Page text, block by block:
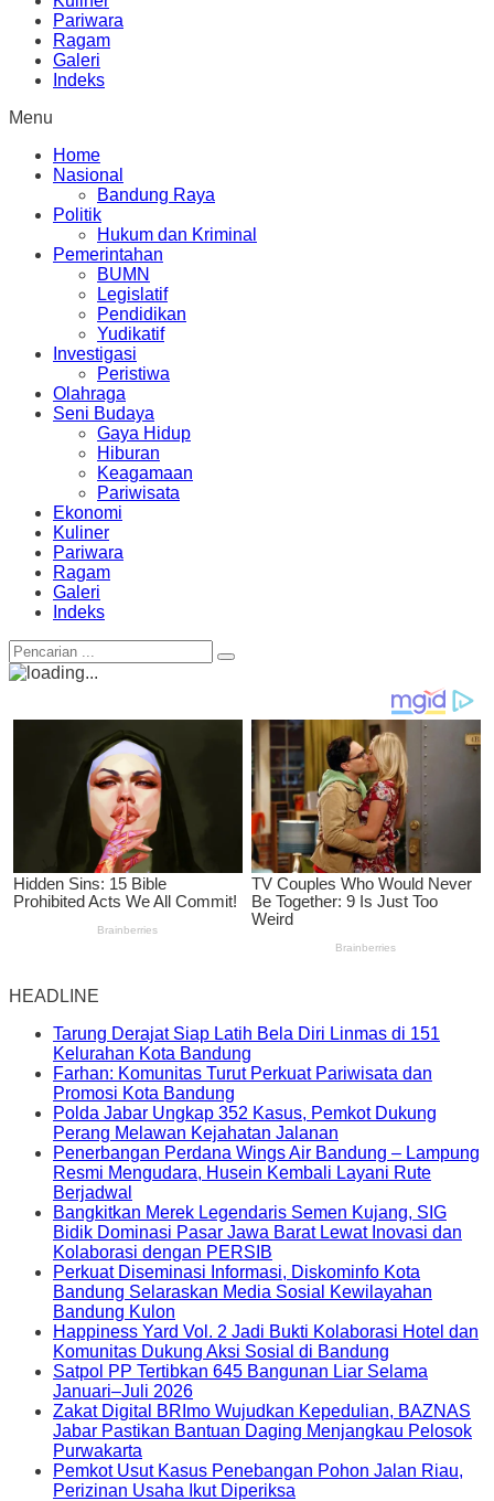
Pariwara
Ragam
Galeri
Indeks
Menu
Home
Nasional
Bandung Raya
Politik
Hukum dan Kriminal
Pemerintahan
BUMN
Legislatif
Pendidikan
Yudikatif
Investigasi
Peristiwa
Olahraga
Seni Budaya
Gaya Hidup
Hiburan
Keagamaan
Pariwisata
Ekonomi
Kuliner
Pariwara
Ragam
Galeri
Indeks
HEADLINE
Tarung Derajat Siap Latih Bela Diri Linmas di 151
Kelurahan Kota Bandung
Farhan: Komunitas Turut Perkuat Pariwisata dan
Promosi Kota Bandung
Polda Jabar Ungkap 352 Kasus, Pemkot Dukung
Perang Melawan Kejahatan Jalanan
Penerbangan Perdana Wings Air Bandung – Lampung
Resmi Mengudara, Husein Kembali Layani Rute
Berjadwal
Bangkitkan Merek Legendaris Semen Kujang, SIG
Bidik Dominasi Pasar Jawa Barat Lewat Inovasi dan
Kolaborasi dengan PERSIB
Perkuat Diseminasi Informasi, Diskominfo Kota
Bandung Selaraskan Media Sosial Kewilayahan
Bandung Kulon
Happiness Yard Vol. 2 Jadi Bukti Kolaborasi Hotel dan
Komunitas Dukung Aksi Sosial di Bandung
Satpol PP Tertibkan 645 Bangunan Liar Selama
Januari–Juli 2026
Zakat Digital BRImo Wujudkan Kepedulian, BAZNAS
Jabar Pastikan Bantuan Daging Menjangkau Pelosok
Purwakarta
Pemkot Usut Kasus Penebangan Pohon Jalan Riau,
Perizinan Usaha Ikut Diperiksa